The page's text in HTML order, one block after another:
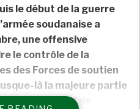
le début de la guerre
soudanaise a
une offensive
le contrôle de la
des Forces de soutien
là la majeure partie
dans le palais